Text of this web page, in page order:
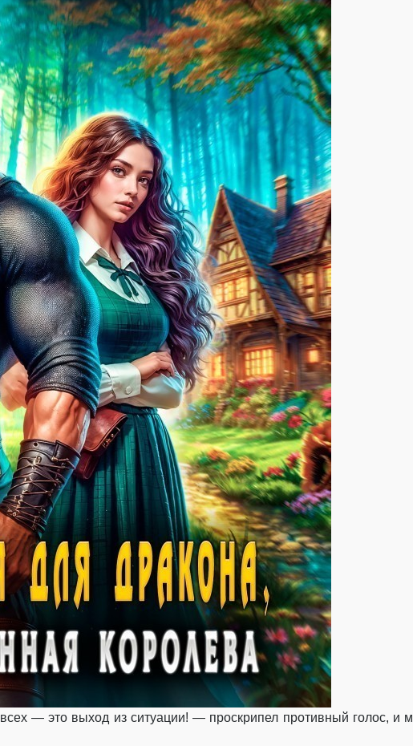
Глава 14
Глава 15
Глава 16
Глава 17
Глава 18
Глава 19
Глава 20
Глава 21
Глава 22
Глава 23
Глава 24
Эпилог
— это выход из ситуации! — проскрипел противный голос, и